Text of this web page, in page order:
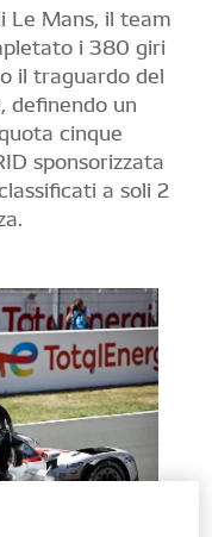
Le Mans, il team
i 380 giri
il traguardo del
definendo un
cinque
sponsorizzata
a soli 2